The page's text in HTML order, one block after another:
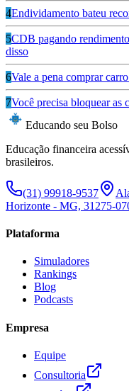
4Endividamento bateu
5CDB pagando
disso
6Vale a pena comprar
7Você precisa bloquear as
Educando seu Bolso
Educação financeira
brasileiros.
(31) 99918-9537
Horizonte - MG, 31275-
Plataforma
Simuladores
Rankings
Blog
Podcasts
Empresa
Equipe
Consultoria